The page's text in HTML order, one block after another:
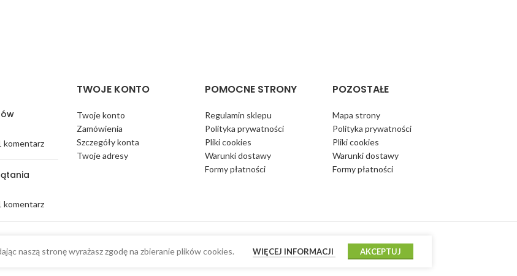
komentarz
komentarz
TWOJE KONTO
Twoje konto
Zamówienia
Szczegóły konta
Twoje adresy
POMOCNE STRONY
Regulamin sklepu
Polityka prywatności
Pliki cookies
Warunki dostawy
Formy płatności
POZOSTAŁE
Mapa strony
Polityka prywatności
Pliki cookies
Warunki dostawy
Formy płatności
naszą stronę wyrażasz zgodę na zbieranie plików cookies. WIĘCEJ INFORMACJI AKCEPTUJ